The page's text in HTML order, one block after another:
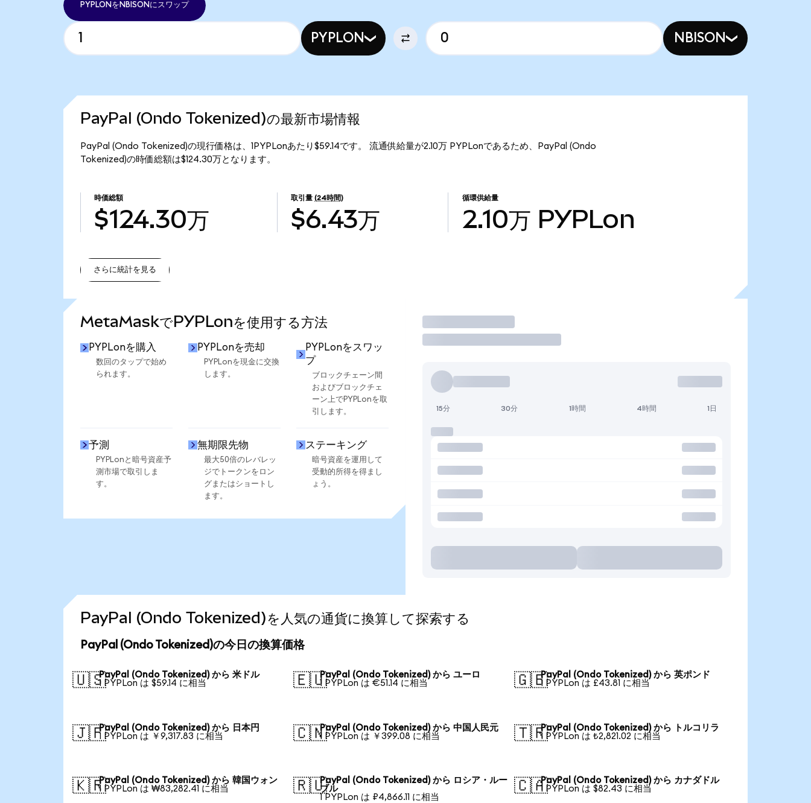
PYPLONをNBISONにスワップ
PYPLON NBISON
PayPal (Ondo Tokenized)の最新市場情報
PayPal (Ondo Tokenized)の現行価格は、1PYPLonあたり$59.14です。 流通供給量が2.10万 PYPLonであるため、PayPal (Ondo
Tokenized)の時価総額は$124.30万となります。
時価総額
$124.30万
取引量 (24時間)
$6.43万
循環供給量
2.10万 PYPLon
さらに統計を見る
MetaMaskでPYPLonを使用する方法
PYPLonを購入
数回のタップで始め
られます。
PYPLonを売却
PYPLonを現金に交換
します。
PYPLonをスワッ
プ
ブロックチェーン間
およびブロックチェ
ーン上でPYPLonを取
引します。
予測
PYPLonと暗号資産予
測市場で取引しま
す。
無期限先物
最大50倍のレバレッ
ジでトークンをロン
グまたはショートし
ます。
ステーキング
暗号資産を運用して
受動的所得を得まし
ょう。
取引
15分 30分 1時間 4時間 1日
PayPal (Ondo Tokenized)を人気の通貨に換算して探索する
PayPal (Ondo Tokenized)の今日の換算価格
🇺🇸PayPal (Ondo Tokenized) から 米ドル
1 PYPLon は $59.14 に相当
🇪🇺PayPal (Ondo Tokenized) から ユーロ
1 PYPLon は €51.14 に相当
🇬🇧PayPal (Ondo Tokenized) から 英ポンド
1 PYPLon は £43.81 に相当
🇯🇵PayPal (Ondo Tokenized) から 日本円
1 PYPLon は ￥9,317.83 に相当
🇨🇳PayPal (Ondo Tokenized) から 中国人民元
1 PYPLon は ￥399.08 に相当
🇹🇷PayPal (Ondo Tokenized) から トルコリラ
1 PYPLon は ₺2,821.02 に相当
🇰🇷PayPal (Ondo Tokenized) から 韓国ウォン
1 PYPLon は ₩83,282.41 に相当
🇷🇺PayPal (Ondo Tokenized) から ロシア・ルー
ブル
1 PYPLon は ₽4,866.11 に相当
🇨🇦PayPal (Ondo Tokenized) から カナダドル
1 PYPLon は $82.43 に相当